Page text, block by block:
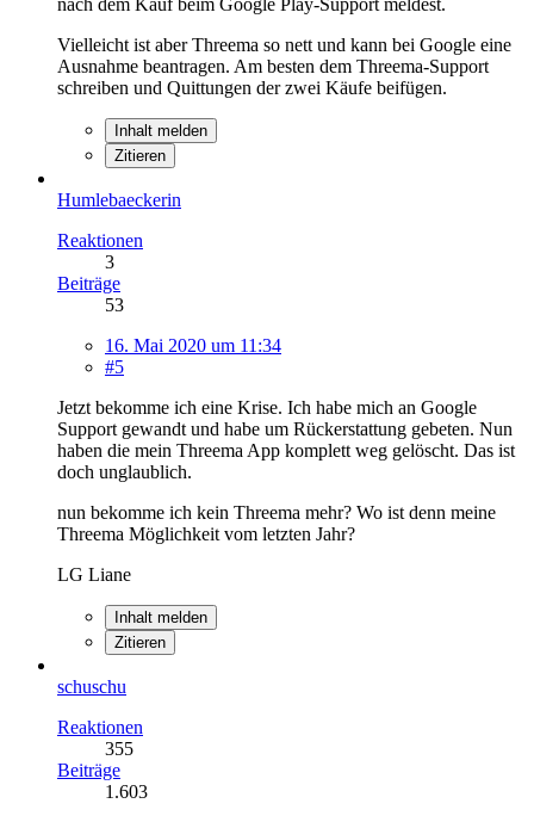
Vielleicht ist aber Threema so nett und kann bei Google eine
Ausnahme beantragen. Am besten dem Threema-Support
schreiben und Quittungen der zwei Käufe beifügen.
Inhalt melden
Zitieren
Humlebaeckerin
Reaktionen
3
Beiträge
53
16. Mai 2020 um 11:34
#5
Jetzt bekomme ich eine Krise. Ich habe mich an Google
Support gewandt und habe um Rückerstattung gebeten. Nun
haben die mein Threema App komplett weg gelöscht. Das ist
doch unglaublich.
nun bekomme ich kein Threema mehr? Wo ist denn meine
Threema Möglichkeit vom letzten Jahr?
LG Liane
Inhalt melden
Zitieren
schuschu
Reaktionen
355
Beiträge
1.603